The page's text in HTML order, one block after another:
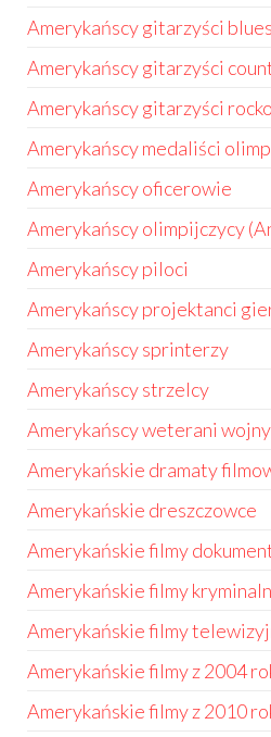
Amerykańscy gitarzyści
Amerykańscy gitarzyści
Amerykańscy gitarzyści
Amerykańscy medaliści
Amerykańscy oficerowie
Amerykańscy olimpijczycy
Amerykańscy piloci
Amerykańscy projektanci
Amerykańscy sprinterzy
Amerykańscy strzelcy
Amerykańscy weterani
Amerykańskie dramaty
Amerykańskie dreszczowce
Amerykańskie filmy
Amerykańskie filmy
Amerykańskie filmy
Amerykańskie filmy z 2004
Amerykańskie filmy z 2010